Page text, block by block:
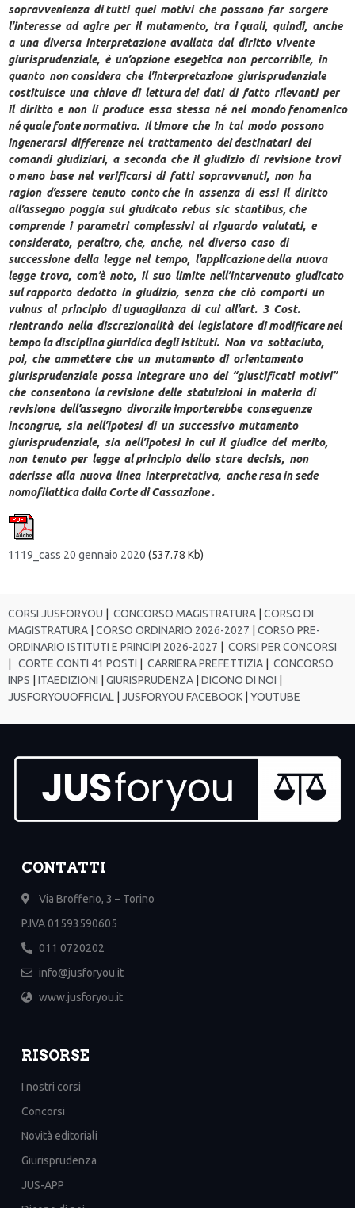
sopravvenienza di tutti quei motivi che possano far sorgere
l’interesse ad agire per il mutamento, tra i quali, quindi, anche
a una diversa interpretazione avallata dal diritto vivente
giurisprudenziale, è un’opzione esegetica non percorribile, in
quanto non considera che l’interpretazione giurisprudenziale
costituisce una chiave di lettura dei dati di fatto rilevanti per
il diritto e non li produce essa stessa né nel mondo fenomenico
né quale fonte normativa. Il timore che in tal modo possono
ingenerarsi differenze nel trattamento dei destinatari dei
comandi giudiziari, a seconda che il giudizio di revisione trovi
o meno base nel verificarsi di fatti sopravvenuti, non ha
ragion d’essere tenuto conto che in assenza di essi il diritto
all’assegno poggia sul giudicato rebus sic stantibus, che
comprende i parametri complessivi al riguardo valutati, e
considerato, peraltro, che, anche, nel diverso caso di
successione della legge nel tempo, l’applicazione della nuova
legge trova, com’è noto, il suo limite nell’intervenuto giudicato
sul rapporto dedotto in giudizio, senza che ciò comporti un
vulnus al principio di uguaglianza di cui all’art. 3 Cost.
rientrando nella discrezionalità del legislatore di modificare nel
tempo la disciplina giuridica degli istituti. Non va sottaciuto,
poi, che ammettere che un mutamento di orientamento
giurisprudenziale possa integrare uno dei “giustificati motivi”
che consentono la revisione delle statuizioni in materia di
revisione dell’assegno divorzile importerebbe conseguenze
incongrue, sia nell’ipotesi di un successivo mutamento
giurisprudenziale, sia nell’ipotesi in cui il giudice del merito,
non tenuto per legge al principio dello stare decisis, non
aderisse alla nuova linea interpretativa, anche resa in sede
nomofilattica dalla Corte di Cassazione .
1119_cass 20 gennaio 2020 (537.78 Kb)
CORSI JUSFORYOU | CONCORSO MAGISTRATURA | CORSO DI
MAGISTRATURA | CORSO ORDINARIO 2026-2027 | CORSO PRE-
ORDINARIO ISTITUTI E PRINCIPI 2026-2027 | CORSI PER CONCORSI
|
CORTE CONTI 41 POSTI | CARRIERA PREFETTIZIA | CONCORSO
INPS | ITAEDIZIONI | GIURISPRUDENZA | DICONO DI NOI |
JUSFORYOUOFFICIAL | JUSFORYOU FACEBOOK | YOUTUBE
CONTATTI
Via Brofferio, 3 – Torino
P.IVA 01593590605
011 0720202
info@jusforyou.it
www.jusforyou.it
RISORSE
I nostri corsi
Concorsi
Novità editoriali
Giurisprudenza
JUS-APP